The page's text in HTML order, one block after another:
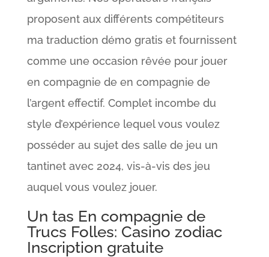
proposent aux différents compétiteurs
ma traduction démo gratis et fournissent
comme une occasion rêvée pour jouer
en compagnie de en compagnie de
l’argent effectif. Complet incombe du
style d’expérience lequel vous voulez
posséder au sujet des salle de jeu un
tantinet avec 2024, vis-à-vis des jeu
auquel vous voulez jouer.
Un tas En compagnie de
Trucs Folles: Casino zodiac
Inscription gratuite